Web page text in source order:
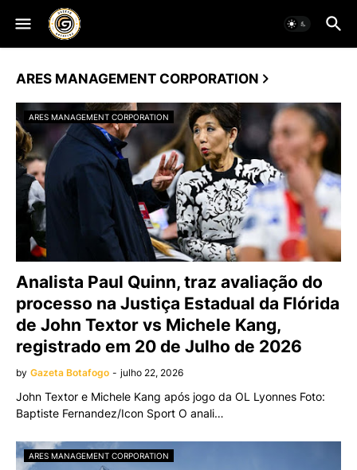
ARES MANAGEMENT CORPORATION
ARES MANAGEMENT CORPORATION
Analista Paul Quinn, traz avaliação do
processo na Justiça Estadual da Flórida
de John Textor vs Michele Kang,
registrado em 20 de Julho de 2026
by Gazeta Botafogo - julho 22, 2026
John Textor e Michele Kang após jogo da OL Lyonnes Foto:
Baptiste Fernandez/Icon Sport O anali…
ARES MANAGEMENT CORPORATION